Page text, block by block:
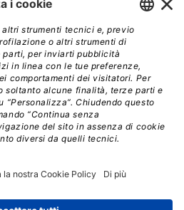
il gruppo
Edizioni
LSWR
Group